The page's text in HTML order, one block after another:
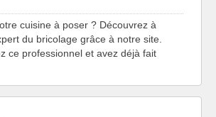
cuisine à poser ? Découvrez à
du bricolage grâce à notre site.
ce professionnel et avez déjà fait